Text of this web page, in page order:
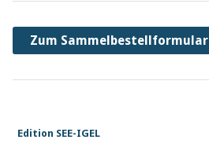
Zum Sammelbestellformular
Edition SEE-IGEL